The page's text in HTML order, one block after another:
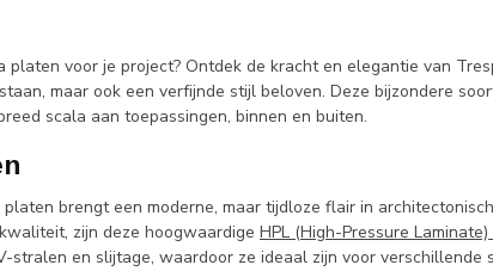
voor je project? Ontdek de kracht en elegantie van
maar ook een verfijnde stijl beloven. Deze bijzondere
scala aan toepassingen, binnen en buiten.
brengt een moderne, maar tijdloze flair in
zijn deze hoogwaardige HPL (High-Pressure
stralen en slijtage, waardoor ze ideaal zijn voor verschillende